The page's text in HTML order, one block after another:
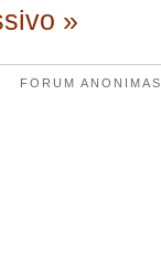
»
FORUM